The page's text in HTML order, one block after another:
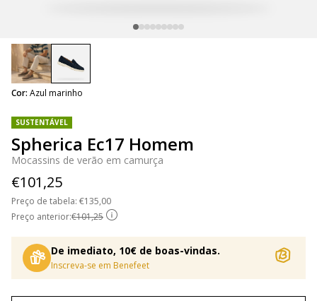
SUSTENTÁVEL
Spherica Ec17 Homem
Mocassins de verão em camurça
Preço anterior:€101,25
Preço de tabela: Price reduced from
€135,00
€101,25
De imediato, 10€ de boas-vindas.
Inscreva-se em Benefeet
Cor: Azul marinhoselected